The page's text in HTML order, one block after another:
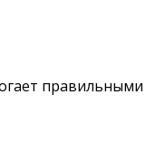
правильными